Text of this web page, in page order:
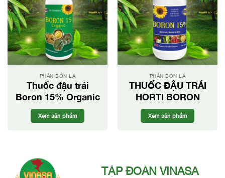
PHÂN BÓN LÁ
Thuốc đậu trái
Boron 15% Organic
Xem sản phẩm
PHÂN BÓN LÁ
THUỐC ĐẬU TRÁI
HORTI BORON
Xem sản phẩm
TẬP ĐOÀN VINASA